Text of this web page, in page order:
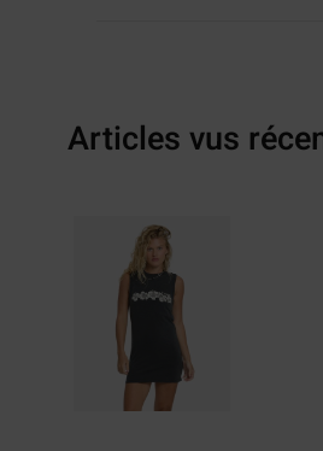
Articles vus